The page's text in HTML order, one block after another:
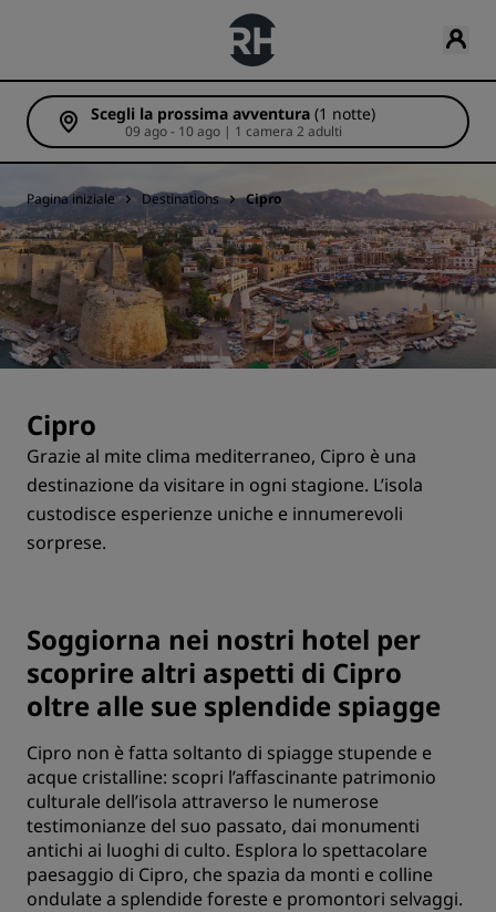
Scegli la prossima avventura (1 notte)
09 ago - 10 ago | 1 camera 2 adulti
Pagina iniziale Destinations Cipro
Cipro
Grazie al mite clima mediterraneo, Cipro è una
destinazione da visitare in ogni stagione. L’isola
custodisce esperienze uniche e innumerevoli
sorprese.
Soggiorna nei nostri hotel per
scoprire altri aspetti di Cipro
oltre alle sue splendide spiagge
Cipro non è fatta soltanto di spiagge stupende e
acque cristalline: scopri l’affascinante patrimonio
culturale dell’isola attraverso le numerose
testimonianze del suo passato, dai monumenti
antichi ai luoghi di culto. Esplora lo spettacolare
paesaggio di Cipro, che spazia da monti e colline
ondulate a splendide foreste e promontori selvaggi.